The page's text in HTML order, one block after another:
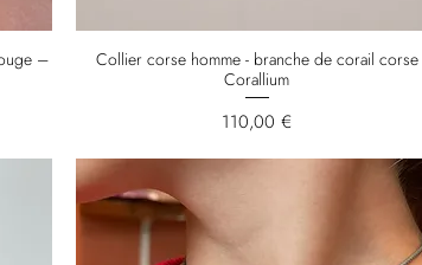
–
Collier corse homme - branche de corail corse
Corallium
Prix
110,00 €